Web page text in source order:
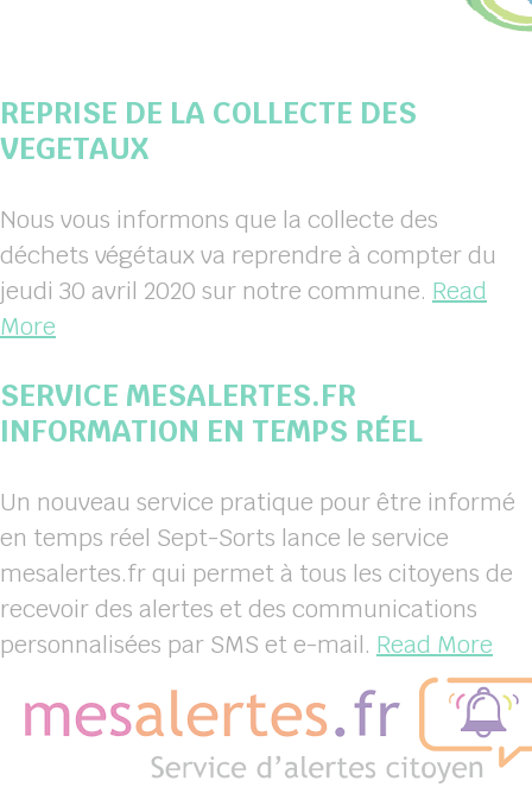
REPRISE DE LA COLLECTE DES
VEGETAUX
Nous vous informons que la collecte des
déchets végétaux va reprendre à compter du
jeudi 30 avril 2020 sur notre commune. Read
More
SERVICE MESALERTES.FR
INFORMATION EN TEMPS RÉEL
Un nouveau service pratique pour être informé
en temps réel Sept-Sorts lance le service
mesalertes.fr qui permet à tous les citoyens de
recevoir des alertes et des communications
personnalisées par SMS et e-mail. Read More